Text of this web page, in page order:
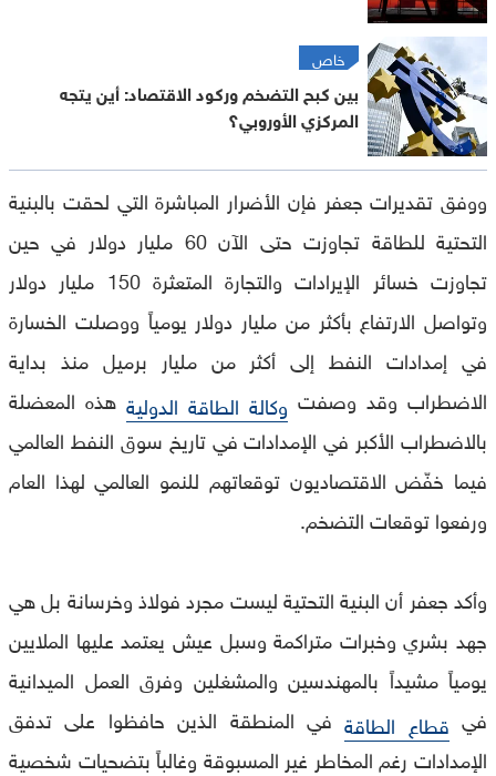
خاص
بين كبح التضخم وركود الاقتصاد: أين يتجه
المركزي الأوروبي؟
ووفق تقديرات جعفر فإن الأضرار المباشرة التي لحقت بالبنية
التحتية للطاقة تجاوزت حتى الآن 60 مليار دولار في حين
تجاوزت خسائر الإيرادات والتجارة المتعثرة 150 مليار دولار
وتواصل الارتفاع بأكثر من مليار دولار يومياً ووصلت الخسارة
في إمدادات النفط إلى أكثر من مليار برميل منذ بداية
الاضطراب وقد وصفت وكالة الطاقة الدولية هذه المعضلة
بالاضطراب الأكبر في الإمدادات في تاريخ سوق النفط العالمي
فيما خفّض الاقتصاديون توقعاتهم للنمو العالمي لهذا العام
ورفعوا توقعات التضخم.
وأكد جعفر أن البنية التحتية ليست مجرد فولاذ وخرسانة بل هي
جهد بشري وخبرات متراكمة وسبل عيش يعتمد عليها الملايين
يومياً مشيداً بالمهندسين والمشغلين وفرق العمل الميدانية
في قطاع الطاقةفي المنطقة الذين حافظوا على تدفق
الإمدادات رغم المخاطر غير المسبوقة وغالباً بتضحيات شخصية